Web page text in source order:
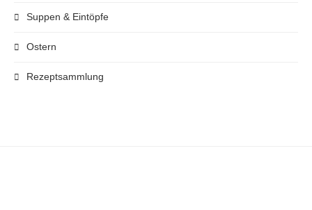
Suppen & Eintöpfe
Ostern
Rezeptsammlung